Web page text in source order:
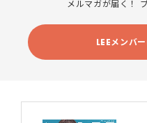
メルマガが届く！
LEEメンバ